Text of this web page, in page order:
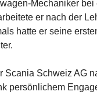
Mechaniker
er nach der
hatte er seine
Scania Schweiz AG
persönlichem